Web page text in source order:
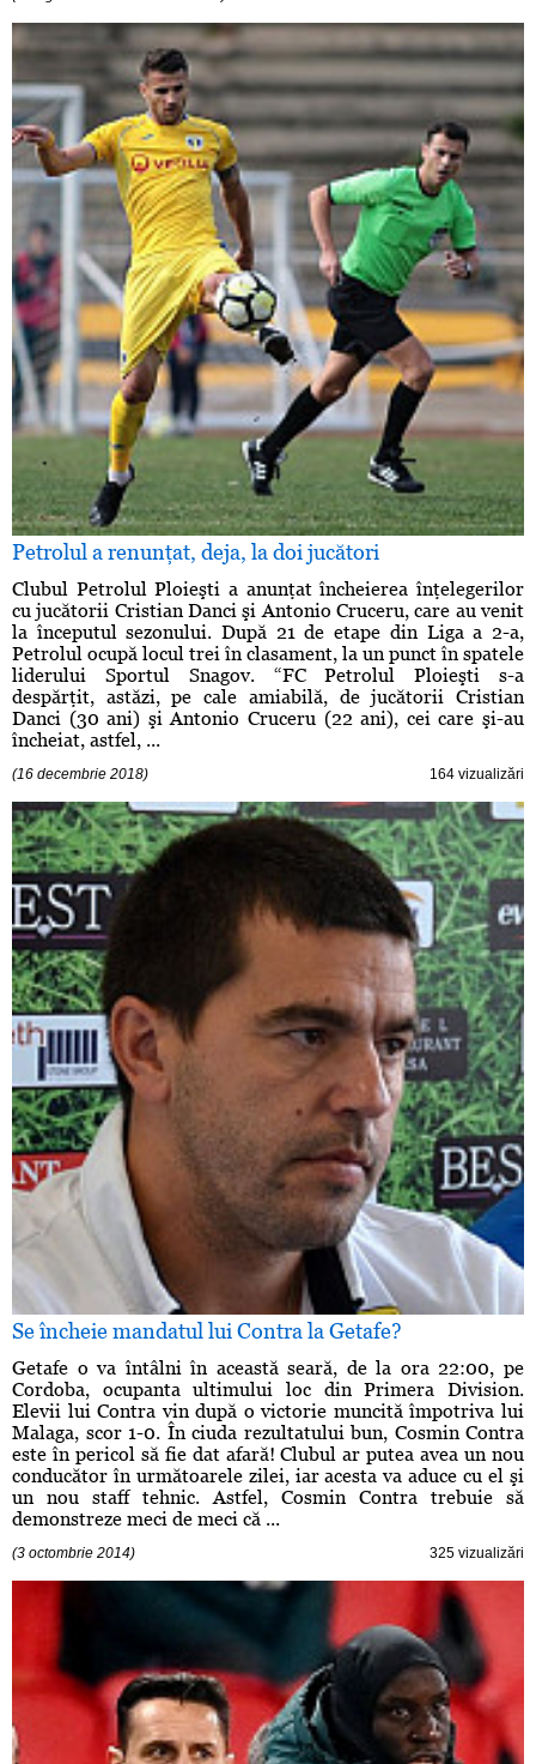
Petrolul a renunţat, deja, la doi jucători
Clubul Petrolul Ploieşti a anunţat încheierea înţelegerilor
cu jucătorii Cristian Danci şi Antonio Cruceru, care au venit
la începutul sezonului. După 21 de etape din Liga a 2-a,
Petrolul ocupă locul trei în clasament, la un punct în spatele
liderului Sportul Snagov. “FC Petrolul Ploieşti s-a
despărţit, astăzi, pe cale amiabilă, de jucătorii Cristian
Danci (30 ani) şi Antonio Cruceru (22 ani), cei care şi-au
încheiat, astfel, ...
(16 decembrie 2018) 164 vizualizări
Se încheie mandatul lui Contra la Getafe?
Getafe o va întâlni în această seară, de la ora 22:00, pe
Cordoba, ocupanta ultimului loc din Primera Division.
Elevii lui Contra vin după o victorie muncită împotriva lui
Malaga, scor 1-0. În ciuda rezultatului bun, Cosmin Contra
este în pericol să fie dat afară! Clubul ar putea avea un nou
conducător în următoarele zilei, iar acesta va aduce cu el şi
un nou staff tehnic. Astfel, Cosmin Contra trebuie să
demonstreze meci de meci că ...
(3 octombrie 2014) 325 vizualizări